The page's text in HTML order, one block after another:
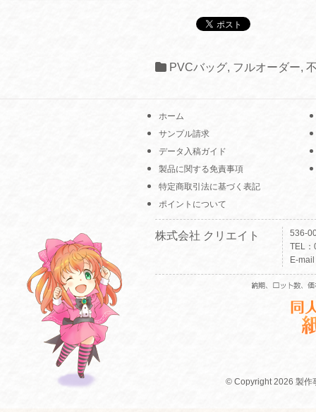
PVCバッグ, フルオーダー,
ホーム
サンプル請求
データ入稿ガイド
製品に関する免責事項
特定商取引法に基づく表記
ポイントについて
株式会社 クリエイト
536-
TEL
E-
© Copyright 2026 製作